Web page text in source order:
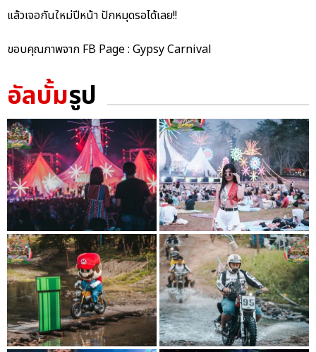
แล้วเจอกันใหม่ปีหน้า ปักหมุดรอได้เลย!!
ขอบคุณภาพจาก FB Page : Gypsy Carnival
อัลบั้มรูป